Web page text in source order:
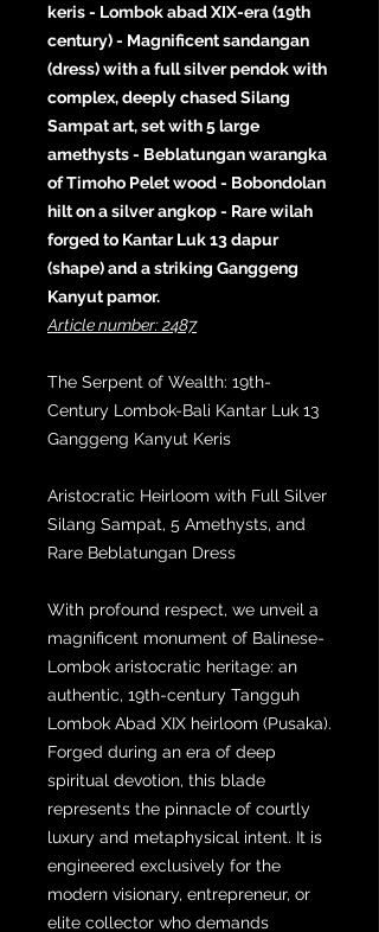
keris - Lombok abad XIX-era (19th
century) - Magnificent sandangan
(dress) with a full silver pendok with
complex, deeply chased Silang
Sampat art, set with 5 large
amethysts - Beblatungan warangka
of Timoho Pelet wood - Bobondolan
hilt on a silver angkop - Rare wilah
forged to Kantar Luk 13 dapur
(shape) and a striking Ganggeng
Kanyut pamor.
Article number: 2487
The Serpent of Wealth: 19th-
Century Lombok-Bali Kantar Luk 13
Ganggeng Kanyut Keris
Aristocratic Heirloom with Full Silver
Silang Sampat, 5 Amethysts, and
Rare Beblatungan Dress
With profound respect, we unveil a
magnificent monument of Balinese-
Lombok aristocratic heritage: an
authentic, 19th-century Tangguh
Lombok Abad XIX heirloom (Pusaka).
Forged during an era of deep
spiritual devotion, this blade
represents the pinnacle of courtly
luxury and metaphysical intent. It is
engineered exclusively for the
modern visionary, entrepreneur, or
elite collector who demands